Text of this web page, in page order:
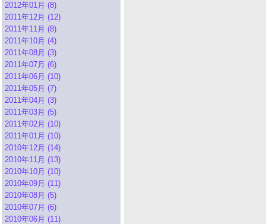
2012年01月 (8)
2011年12月 (12)
2011年11月 (8)
2011年10月 (4)
2011年08月 (3)
2011年07月 (6)
2011年06月 (10)
2011年05月 (7)
2011年04月 (3)
2011年03月 (5)
2011年02月 (10)
2011年01月 (10)
2010年12月 (14)
2010年11月 (13)
2010年10月 (10)
2010年09月 (11)
2010年08月 (5)
2010年07月 (6)
2010年06月 (11)